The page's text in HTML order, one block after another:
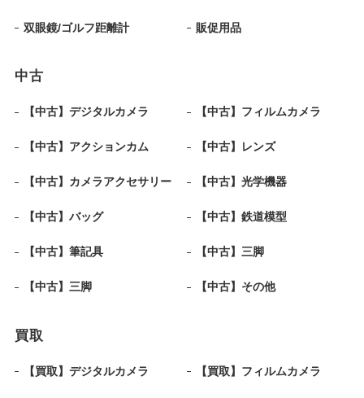
双眼鏡/ゴルフ距離計 販促用品
中古
【中古】デジタルカメラ 【中古】フィルムカメラ
【中古】アクションカム 【中古】レンズ
【中古】カメラアクセサリー 【中古】光学機器
【中古】バッグ 【中古】鉄道模型
【中古】筆記具 【中古】三脚
【中古】三脚 【中古】その他
買取
【買取】デジタルカメラ 【買取】フィルムカメラ